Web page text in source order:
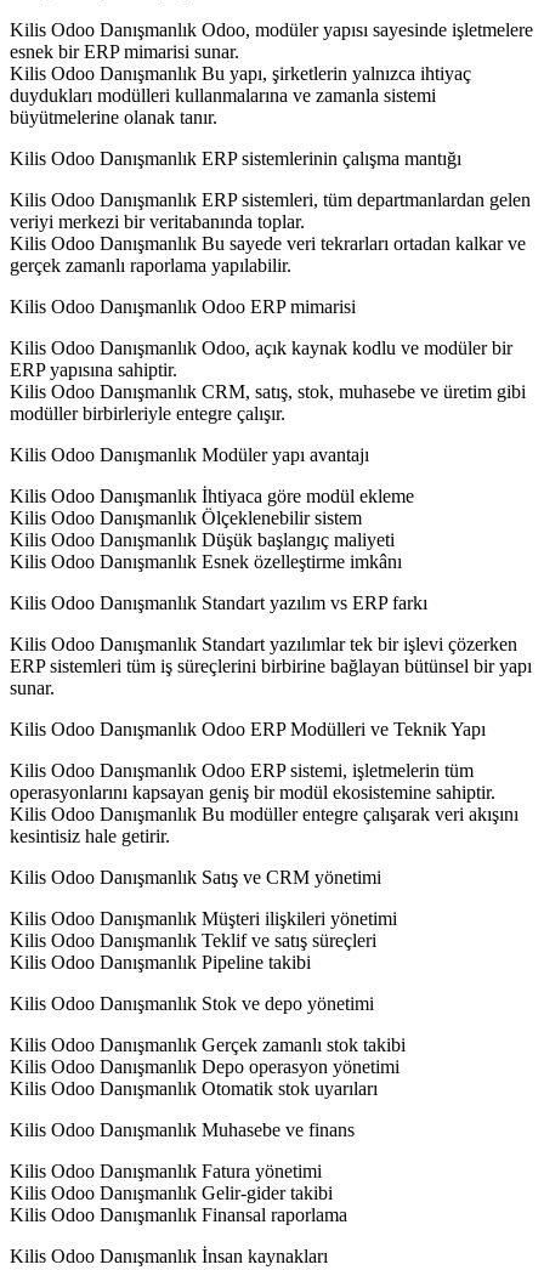
Kilis Odoo Danışmanlık Odoo, modüler yapısı sayesinde işletmelere
esnek bir ERP mimarisi sunar.
Kilis Odoo Danışmanlık Bu yapı, şirketlerin yalnızca ihtiyaç
duydukları modülleri kullanmalarına ve zamanla sistemi
büyütmelerine olanak tanır.
Kilis Odoo Danışmanlık ERP sistemlerinin çalışma mantığı
Kilis Odoo Danışmanlık ERP sistemleri, tüm departmanlardan gelen
veriyi merkezi bir veritabanında toplar.
Kilis Odoo Danışmanlık Bu sayede veri tekrarları ortadan kalkar ve
gerçek zamanlı raporlama yapılabilir.
Kilis Odoo Danışmanlık Odoo ERP mimarisi
Kilis Odoo Danışmanlık Odoo, açık kaynak kodlu ve modüler bir
ERP yapısına sahiptir.
Kilis Odoo Danışmanlık CRM, satış, stok, muhasebe ve üretim gibi
modüller birbirleriyle entegre çalışır.
Kilis Odoo Danışmanlık Modüler yapı avantajı
Kilis Odoo Danışmanlık İhtiyaca göre modül ekleme
Kilis Odoo Danışmanlık Ölçeklenebilir sistem
Kilis Odoo Danışmanlık Düşük başlangıç maliyeti
Kilis Odoo Danışmanlık Esnek özelleştirme imkânı
Kilis Odoo Danışmanlık Standart yazılım vs ERP farkı
Kilis Odoo Danışmanlık Standart yazılımlar tek bir işlevi çözerken
ERP sistemleri tüm iş süreçlerini birbirine bağlayan bütünsel bir yapı
sunar.
Kilis Odoo Danışmanlık Odoo ERP Modülleri ve Teknik Yapı
Kilis Odoo Danışmanlık Odoo ERP sistemi, işletmelerin tüm
operasyonlarını kapsayan geniş bir modül ekosistemine sahiptir.
Kilis Odoo Danışmanlık Bu modüller entegre çalışarak veri akışını
kesintisiz hale getirir.
Kilis Odoo Danışmanlık Satış ve CRM yönetimi
Kilis Odoo Danışmanlık Müşteri ilişkileri yönetimi
Kilis Odoo Danışmanlık Teklif ve satış süreçleri
Kilis Odoo Danışmanlık Pipeline takibi
Kilis Odoo Danışmanlık Stok ve depo yönetimi
Kilis Odoo Danışmanlık Gerçek zamanlı stok takibi
Kilis Odoo Danışmanlık Depo operasyon yönetimi
Kilis Odoo Danışmanlık Otomatik stok uyarıları
Kilis Odoo Danışmanlık Muhasebe ve finans
Kilis Odoo Danışmanlık Fatura yönetimi
Kilis Odoo Danışmanlık Gelir-gider takibi
Kilis Odoo Danışmanlık Finansal raporlama
Kilis Odoo Danışmanlık İnsan kaynakları